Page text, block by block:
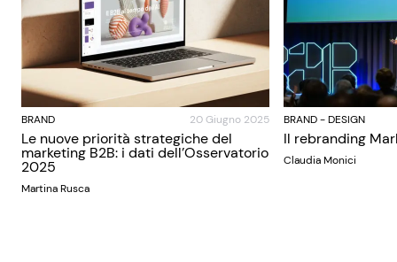
BRAND 20 Giugno 2025
Le nuove priorità strategiche del
marketing B2B: i dati dell’Osservatorio
2025
Martina Rusca
BRAND-DESIGN
Il rebranding
Claudia Monici